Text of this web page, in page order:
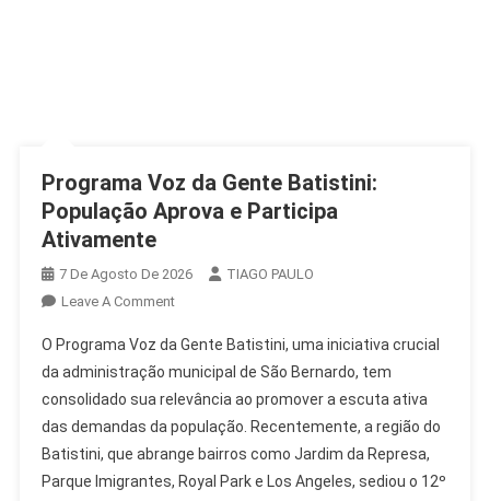
Programa Voz da Gente Batistini:
População Aprova e Participa
Ativamente
7 De Agosto De 2026
TIAGO PAULO
Leave A CommentOn
Voz
Da
Gente
Batistini:
População
Aprova
O Programa Voz da Gente Batistini, uma iniciativa crucial
da administração municipal de São Bernardo, tem
consolidado sua relevância ao promover a escuta ativa
das demandas da população. Recentemente, a região do
Batistini, que abrange bairros como Jardim da Represa,
Parque Imigrantes, Royal Park e Los Angeles, sediou o 12º